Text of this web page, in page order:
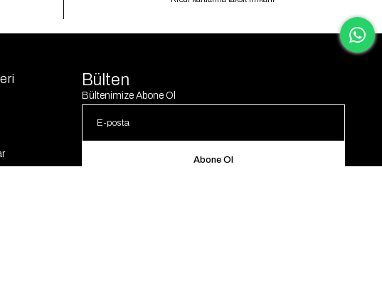
Bülten
Bültenimize Abone Ol
Abone Ol